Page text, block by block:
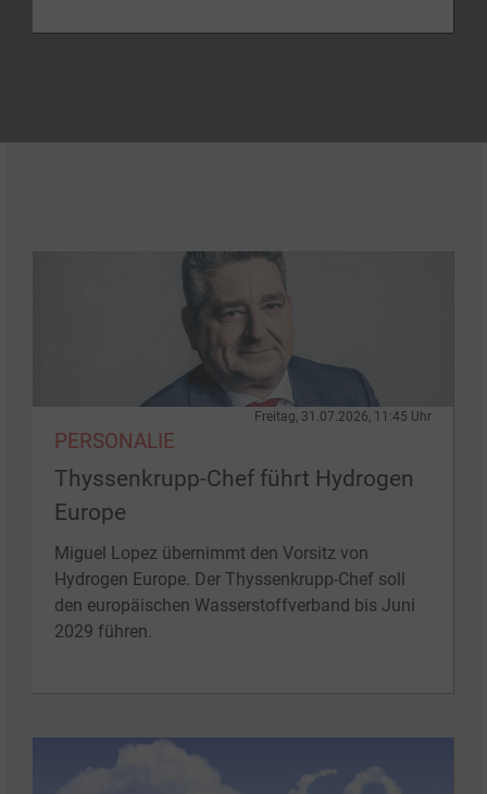
Freitag, 31.07.2026, 11:45 Uhr
PERSONALIE
Thyssenkrupp-Chef führt Hydrogen
Europe
Miguel Lopez übernimmt den Vorsitz von
Hydrogen Europe. Der Thyssenkrupp-Chef soll
den europäischen Wasserstoffverband bis Juni
2029 führen.